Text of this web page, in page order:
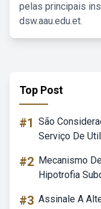
pelas principais
dsw.aau.edu.et.
Top Post
#1 São
Serviço De
#2 Mecanismo
Hipotrofia
#3 Assinale A